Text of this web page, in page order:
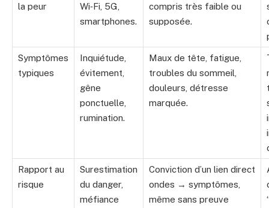
la peur
Wi‑Fi, 5G,
smartphones.
compris très faible ou
supposée.
Symptômes
typiques
Inquiétude,
évitement,
gêne
ponctuelle,
rumination.
Maux de tête, fatigue,
troubles du sommeil,
douleurs, détresse
marquée.
Rapport au
risque
Surestimation
du danger,
méfiance
Conviction d’un lien direct
ondes → symptômes,
même sans preuve